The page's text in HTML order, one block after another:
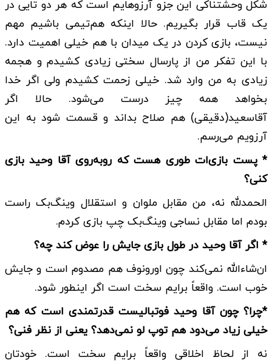
شکل وحشتناکی این جزو آرزوهایم است که هر دو تایی در
یک قاب قرار بگیریم. حالا اینکه هم‌تیمی باشیم مهم
نیست، بازی کردن در یک میدان با هم خیلی اهمیت دارد.
با این تفکر من از پارسال سختی زیادی کشیدم و هجمه
زیادی به من وارد شد. خیلی زحمت کشیدم ولی اگر خدا
بخواهد همه چیز درست می‌شود. حالا اگر
آقاسعید(دقیقی) هم صلاح بداند و قسمت شود به این
آرزویم می‌رسم.
* پست بازی‌ات طوری هست که روبه‌روی آقا وحید بازی
کنی؟
الحمدلله نه، من مقابل ملوان و استقلال وینگ‌بک راست
بودم اما مقابل نساجی وینگ‌بک چپ بازی کردم.
* اگر آقا وحید در طول بازی جایش را عوض کند چه؟
ان‌شاءالله نمی‌کند چون اورونوف هم مصدوم است و جایش
خوب است. واقعاً برایم سخت است اگر اینطور شود.
*چرا؟ چون آقا وحید فوتبالیست قدرتمندی است که هم
خیلی زیاد می‌دود هم توپ لو نمی‌دهد؟ یعنی از نظر فنی؟
نه از لحاظ اخلاقی واقعاً برایم سخت است. خودتان